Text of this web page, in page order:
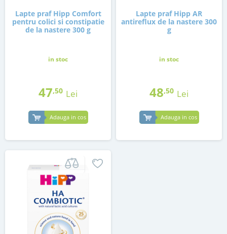
Lapte praf Hipp Comfort
pentru colici si constipatie
de la nastere 300 g
in stoc
47,50 Lei
Adauga in cos
Lapte praf Hipp AR
antireflux de la nastere 300
g
in stoc
48,50 Lei
Adauga in cos